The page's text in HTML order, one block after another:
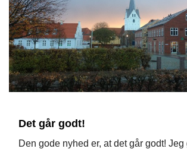
Det går godt!
Den gode nyhed er, at det går godt!